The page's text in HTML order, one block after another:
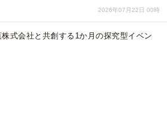
2026年07月22日 00時
式会社と共創する1か月の探究型イベン